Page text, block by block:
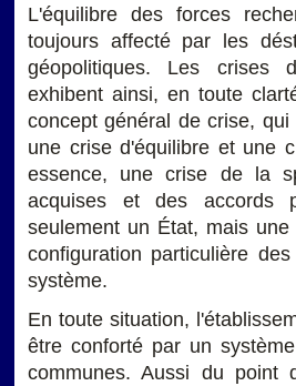
L'équilibre des forces
toujours affecté par les
géopolitiques. Les crises
exhibent ainsi, en toute
concept général de crise,
une crise d'équilibre et une
essence, une crise de la
acquises et des accords
seulement un État, mais
configuration particulière
système.
En toute situation,
être conforté par un
communes. Aussi du